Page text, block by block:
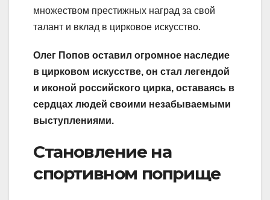
множеством престижных наград за свой
талант и вклад в цирковое искусство.
Олег Попов оставил огромное наследие
в цирковом искусстве, он стал легендой
и иконой российского цирка, оставаясь в
сердцах людей своими незабываемыми
выступлениями.
Становление на
спортивном поприще